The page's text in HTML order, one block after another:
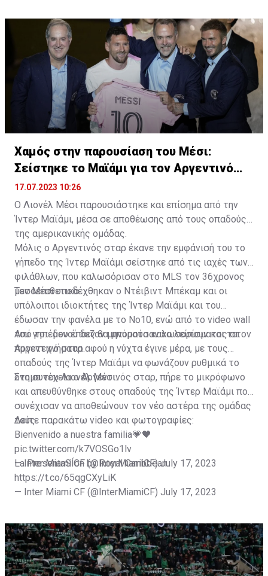
Χαμός στην παρουσίαση του Μέσι:
Σείστηκε το Μαϊάμι για τον Αργεντινό
σταρ
17.07.2023 10:26
Ο Λιονέλ Μέσι παρουσιάστηκε και επίσημα από την
Ίντερ Μαϊάμι, μέσα σε αποθέωσης από τους οπαδούς
της αμερικανικής ομάδας.
Μόλις ο Αργεντινός σταρ έκανε την εμφάνισή του το
γήπεδο της Ίντερ Μαϊάμι σείστηκε από τις ιαχές των
φιλάθλων, που καλωσόρισαν στο MLS τον 36χρονος
μεσοεπιθετικό.
Τον Μέσι υποδέχθηκαν ο Ντέιβιντ Μπέκαμ και οι
υπόλοιποι ιδιοκτήτες της Ίντερ Μαϊάμι και του
έδωσαν την φανέλα με το Νο10, ενώ από το video wall
του γηπέδου έπαιζαν μηνύματα καλωσορίσματος στον
Αργεντινό σταρ.
Από το... μενού δεν θα μπορούσαν να λείπουν και τα
πυροτεχνήματα αφού η νύχτα έγινε μέρα, με τους
οπαδούς της Ίντερ Μαϊάμι να φωνάζουν ρυθμικά το
όνομα του Λιονέλ Μέσι.
Στη συνέχεια ο Αργεντινός σταρ, πήρε το μικρόφωνο
και απευθύνθηκε στους οπαδούς της Ίντερ Μαϊάμι που
συνέχισαν να αποθεώνουν τον νέο αστέρα της ομάδας
τους.
Δείτε παρακάτω video και φωτογραφίες:
Bienvenido a nuestra familia💗🖤
pic.twitter.com/k7VOSGo1lv
— Inter Miami CF (@InterMiamiCF)July 17, 2023
La PresentaSÍon by Royal Caribbean
https://t.co/65qgCXyLiK
— Inter Miami CF (@InterMiamiCF) July 17, 2023